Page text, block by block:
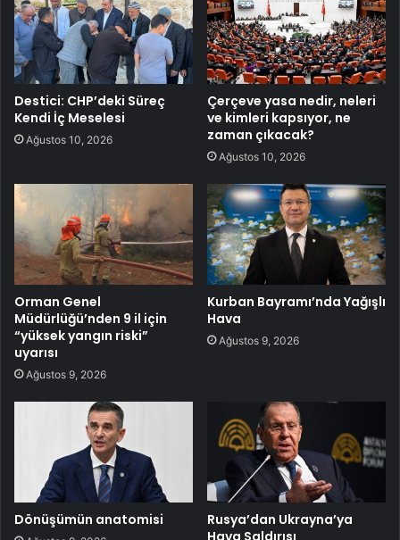
Destici: CHP’deki Süreç
Kendi İç Meselesi
Ağustos 10, 2026
Çerçeve yasa nedir, neleri
ve kimleri kapsıyor, ne
zaman çıkacak?
Ağustos 10, 2026
Orman Genel
Müdürlüğü’nden 9 il için
“yüksek yangın riski”
uyarısı
Ağustos 9, 2026
Kurban Bayramı’nda Yağışlı
Hava
Ağustos 9, 2026
Dönüşümün anatomisi
Rusya’dan Ukrayna’ya
Hava Saldırısı